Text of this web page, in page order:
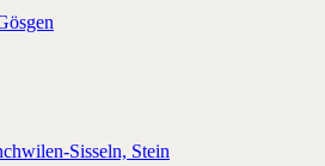
Sisseln, Stein